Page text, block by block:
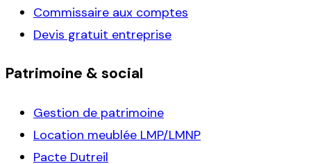
Commissaire aux comptes
Devis gratuit entreprise
Patrimoine & social
Gestion de patrimoine
Location meublée LMP/LMNP
Pacte Dutreil